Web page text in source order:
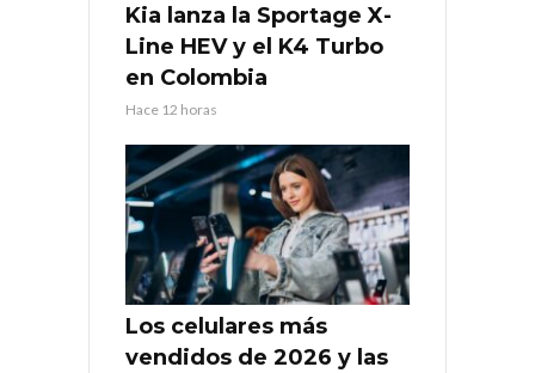
Kia lanza la Sportage X-
Line HEV y el K4 Turbo
en Colombia
Hace 12 horas
Los celulares más
vendidos de 2026 y las